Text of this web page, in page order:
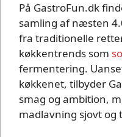
På GastroFun.dk
samling af næsten
fra traditionelle
køkkentrends som
fermentering.
køkkenet, tilbyder
smag og ambition,
madlavning sjovt